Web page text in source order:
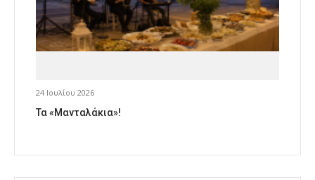
24 Ιουλίου 2026
Τα «Μανταλάκια»!